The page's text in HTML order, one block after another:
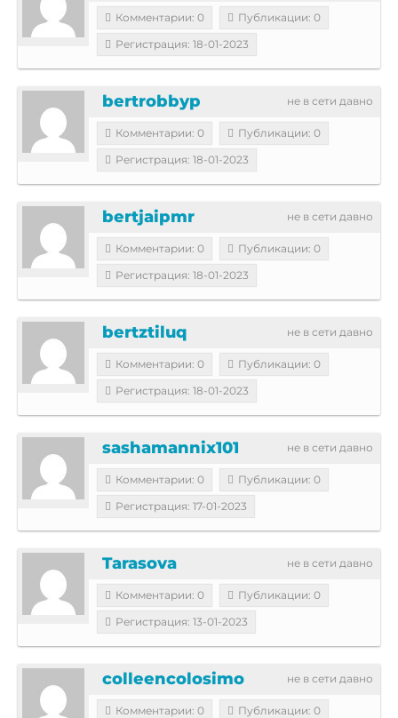
Комментарии: 0
Публикации: 0
Регистрация: 18-01-2023
не в сети давно
bertrobbyp
Комментарии: 0
Публикации: 0
Регистрация: 18-01-2023
не в сети давно
bertjaipmr
Комментарии: 0
Публикации: 0
Регистрация: 18-01-2023
не в сети давно
bertztiluq
Комментарии: 0
Публикации: 0
Регистрация: 18-01-2023
не в сети давно
sashamannix101
Комментарии: 0
Публикации: 0
Регистрация: 17-01-2023
не в сети давно
Tarasova
Комментарии: 0
Публикации: 0
Регистрация: 13-01-2023
не в сети давно
colleencolosimo
Комментарии: 0
Публикации: 0